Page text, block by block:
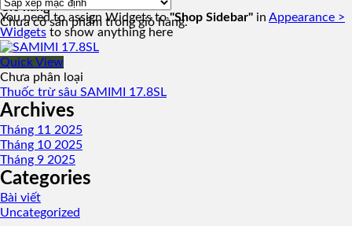
Giỏ hàng
Chưa có sản phẩm trong giỏ hàng.
You need to assign Widgets to"Shop Sidebar" in Appearance >
Widgets to show anything here
Quick View
Chưa phân loại
Thuốc trừ sâu SAMIMI 17.8SL
Archives
Tháng 11 2025
Tháng 10 2025
Tháng 9 2025
Categories
Bài viết
Uncategorized